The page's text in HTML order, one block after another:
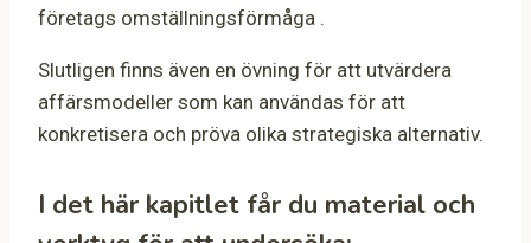
företags omställningsförmåga .
Slutligen finns även en övning för att utvärdera
affärsmodeller som kan användas för att
konkretisera och pröva olika strategiska alternativ.
I det här kapitlet får du material och